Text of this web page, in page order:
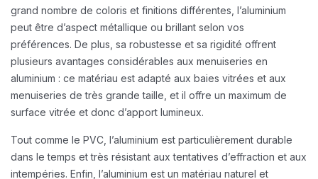
grand nombre de coloris et finitions différentes, l’aluminium
peut être d’aspect métallique ou brillant selon vos
préférences. De plus, sa robustesse et sa rigidité offrent
plusieurs avantages considérables aux menuiseries en
aluminium : ce matériau est adapté aux baies vitrées et aux
menuiseries de très grande taille, et il offre un maximum de
surface vitrée et donc d’apport lumineux.
Tout comme le PVC, l’aluminium est particulièrement durable
dans le temps et très résistant aux tentatives d’effraction et aux
intempéries. Enfin, l’aluminium est un matériau naturel et